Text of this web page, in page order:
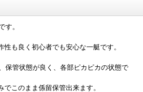
す。
性も良く初心者でも安心な一艇です。
保管状態が良く、各部ピカピカの状態で
このまま係留保管出来ます。